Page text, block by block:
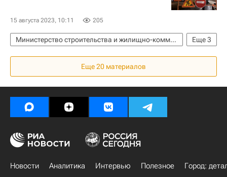
15 августа 2023, 10:11 205
Еще3
Министерство строительства и жилищно-коммунального хозяйства РФ (Минстрой России)
Владислав Даванков
Госдума РФ
Дороги
Еще 20 материалов
Новости Аналитика Интервью Полезное
Город: